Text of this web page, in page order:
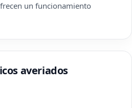
un funcionamiento
averiados